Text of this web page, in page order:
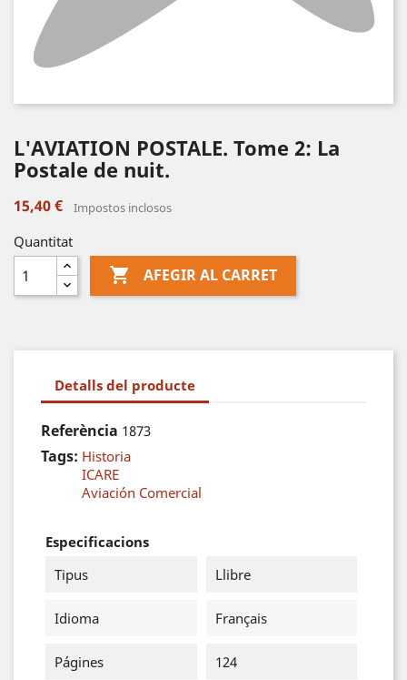
L'AVIATION POSTALE. Tome 2: La
Postale de nuit.
15,40 € Impostos inclosos
Quantitat
 AFEGIR AL CARRET
Detalls del producte
Referència 1873
Tags: Historia
ICARE
Aviación Comercial
Especificacions
Tipus
Llibre
Idioma Français
Págines 124